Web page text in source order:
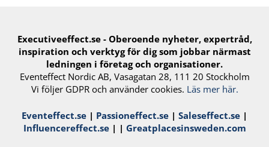
Executiveeffect.se - Oberoende nyheter, expertråd,
inspiration och verktyg för ​dig​ som jobbar närmast
ledningen i företag och organisationer.
Eventeffect Nordic AB, Vasagatan 28, 111 20 Stockholm
Vi följer GDPR och använder cookies. Läs mer här.
Eventeffect.se | Passioneffect.se | Saleseffect.se |
Influencereffect.se| | Greatplacesinsweden.com